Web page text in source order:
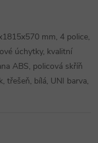
mm, 4 police,
úchytky, kvalitní
ABS, policová skříň
třešeň, bílá, UNI barva,